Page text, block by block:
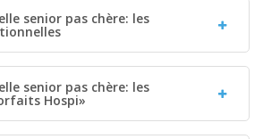
senior pas chère: les
senior pas chère: les
Hospi»